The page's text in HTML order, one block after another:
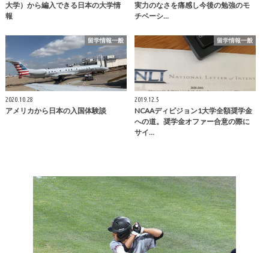
大学）から編入できる日本の大学情
報
実力のなさを痛感し今後の勉強のモ
チベーシ…
留学情報一般
2020.10.28
アメリカから日本の入国体験談
留学情報一般
2019.12.5
NCAAディビジョン1大学全額奨学金
への道。奨学金オファー合意の際に
サイ…